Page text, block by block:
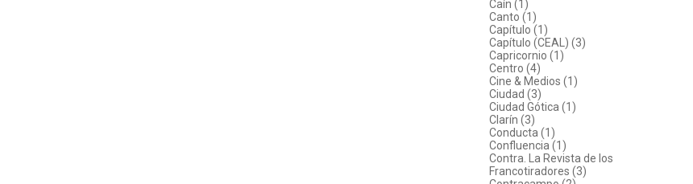
Caín (1)
Canto (1)
Capítulo (1)
Capítulo (CEAL) (3)
Capricornio (1)
Centro (4)
Cine & Medios (1)
Ciudad (3)
Ciudad Gótica (1)
Clarín (3)
Conducta (1)
Confluencia (1)
Contra. La Revista de los
Francotiradores (3)